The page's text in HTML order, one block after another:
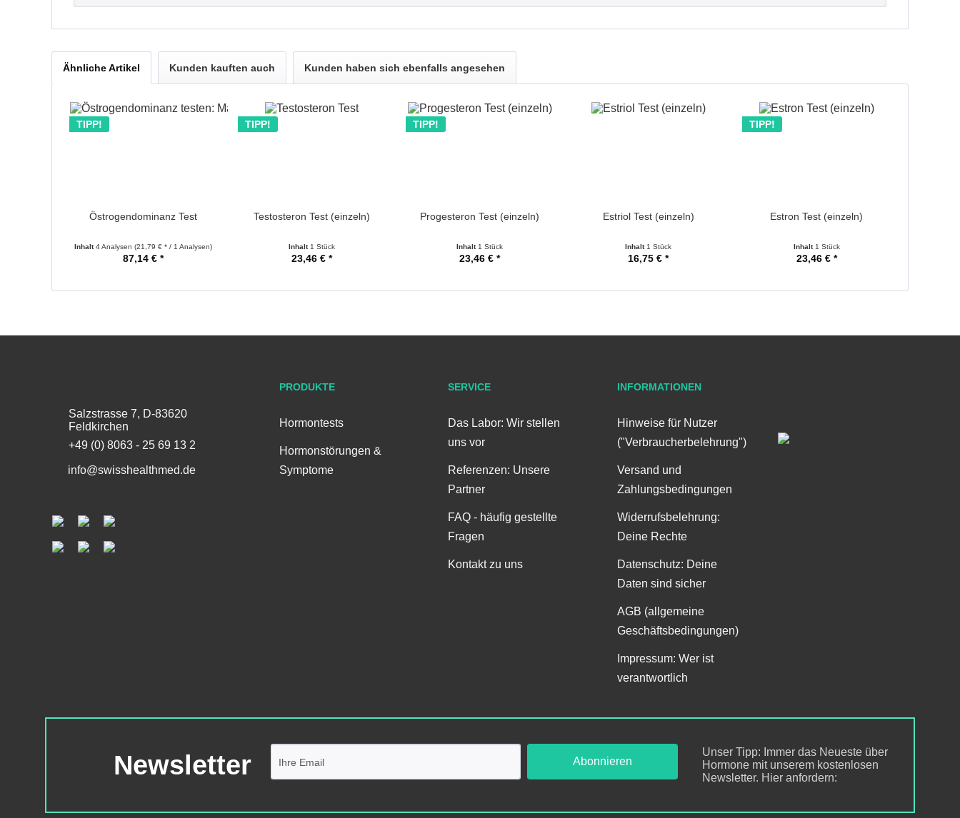
Ähnliche Artikel Kunden kauften auch Kunden haben sich ebenfalls angesehen
TIPP!
Östrogendominanz Test
Inhalt4 Analysen(21,79 € * / 1 Analysen)
87,14 € *
TIPP!
Testosteron Test (einzeln)
Inhalt 1 Stück
23,46 € *
TIPP!
Progesteron Test (einzeln)
Inhalt 1 Stück
23,46 € *
Estriol Test (einzeln)
Inhalt 1 Stück
16,75 € *
TIPP!
Estron Test (einzeln)
Inhalt 1 Stück
23,46 € *
Salzstrasse 7, D-83620
Feldkirchen
+49 (0) 8063 - 25 69 13 2
info@swisshealthmed.de
PRODUKTE
Hormontests
Hormonstörungen &
Symptome
SERVICE
Das Labor: Wir stellen
uns vor
Referenzen: Unsere
Partner
FAQ - häufig gestellte
Fragen
Kontakt zu uns
INFORMATIONEN
Hinweise für Nutzer
("Verbraucherbelehrung")
Versand und
Zahlungsbedingungen
Widerrufsbelehrung:
Deine Rechte
Datenschutz: Deine
Daten sind sicher
AGB (allgemeine
Geschäftsbedingungen)
Impressum: Wer ist
verantwortlich
Newsletter Abonnieren
Unser Tipp: Immer das Neueste über
Hormone mit unserem kostenlosen
Newsletter. Hier anfordern: